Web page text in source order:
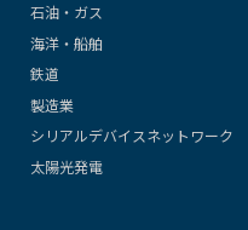
石油・ガス
海洋・船舶
鉄道
製造業
シリアルデバイスネットワーク
太陽光発電